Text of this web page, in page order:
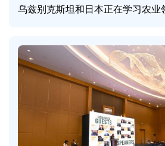
乌兹别克斯坦和日本正在学习农业